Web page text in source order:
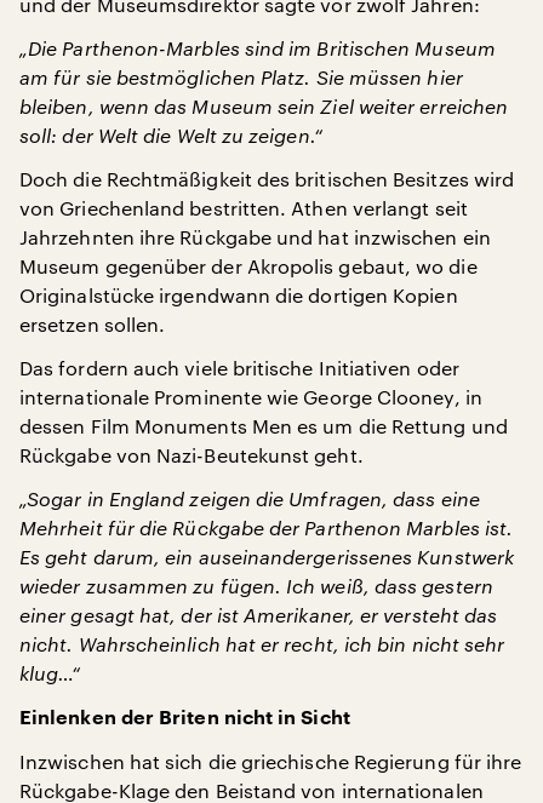
„Die Parthenon-Marbles sind im Britischen Museum
am für sie bestmöglichen Platz. Sie müssen hier
bleiben, wenn das Museum sein Ziel weiter erreichen
soll: der Welt die Welt zu zeigen.“
Doch die Rechtmäßigkeit des britischen Besitzes wird
von Griechenland bestritten. Athen verlangt seit
Jahrzehnten ihre Rückgabe und hat inzwischen ein
Museum gegenüber der Akropolis gebaut, wo die
Originalstücke irgendwann die dortigen Kopien
ersetzen sollen.
Das fordern auch viele britische Initiativen oder
internationale Prominente wie George Clooney, in
dessen Film Monuments Men es um die Rettung und
Rückgabe von Nazi-Beutekunst geht.
„Sogar in England zeigen die Umfragen, dass eine
Mehrheit für die Rückgabe der Parthenon Marbles ist.
Es geht darum, ein auseinandergerissenes Kunstwerk
wieder zusammen zu fügen. Ich weiß, dass gestern
einer gesagt hat, der ist Amerikaner, er versteht das
nicht. Wahrscheinlich hat er recht, ich bin nicht sehr
klug…“
Einlenken der Briten nicht in Sicht
Inzwischen hat sich die griechische Regierung für ihre
Rückgabe-Klage den Beistand von internationalen